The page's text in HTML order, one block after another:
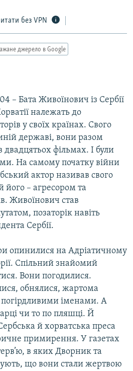
без VPN
джерело в Google
– Бата Живоїнович iз Сербiї
належать до
у своїх країнах. Свого
державi, вони разом
фiльмах. І були
На самому початку вiйни
актор називав свого
його – агресором та
Живоїнович став
позаторiк навiть
Сербiї.
опинилися на Адрiатичному
Спiльний знайомий
Вони погодилися.
обнялися, жартома
погiрдливими iменами. А
чи то по пляшцi. Й
й хорватська преса
примирення. У газетах
в яких Дворник та
що вони стали жертвою